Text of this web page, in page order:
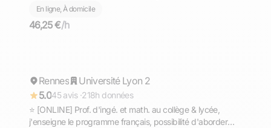
En ligne, À domicile
46,25 €/h
Répond rapidement
Rennes
Université Lyon 2
5.045 avis ·218h données
⭐ [ONLINE] Prof. d'ingé. et math. au collège & lycée,
j'enseigne le programme français, possibilité d'aborder